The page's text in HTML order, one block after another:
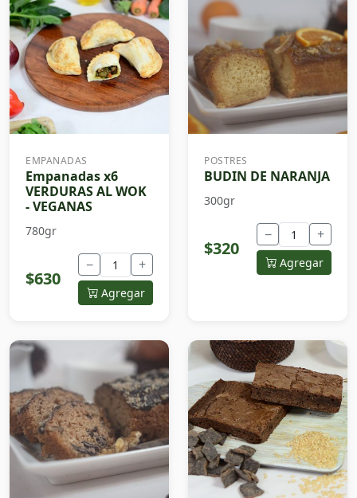
EMPANADAS
Empanadas x6
VERDURAS AL WOK
- VEGANAS
780gr
$630
− +
Agregar
POSTRES
BUDIN DE NARANJA
300gr
$320
− +
Agregar